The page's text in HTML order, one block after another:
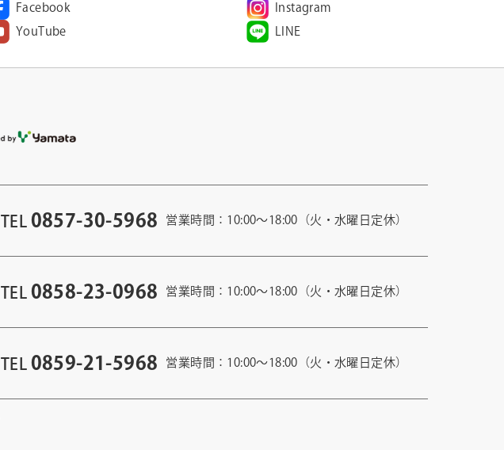
Facebook
Instagram
YouTube
LINE
TEL 0857-30-5968 営業時間：10:00〜18:00（火・水曜日定休）
TEL 0858-23-0968 営業時間：10:00〜18:00（火・水曜日定休）
TEL 0859-21-5968 営業時間：10:00〜18:00（火・水曜日定休）